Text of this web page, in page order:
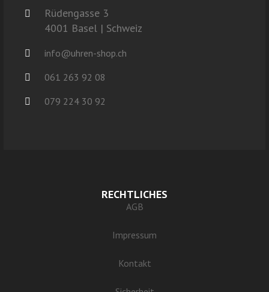
Rüdengasse 3
4001 Basel | Schweiz
info@uhren-shop.ch
061 263 92 08
079 224 30 92
RECHTLICHES
AGB
Impressum
Kontakt